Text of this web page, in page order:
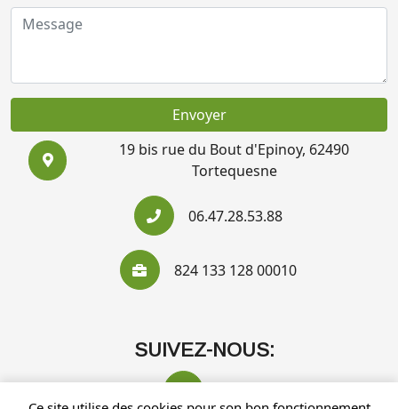
Envoyer
19 bis rue du Bout d'Epinoy, 62490
Tortequesne
06.47.28.53.88
824 133 128 00010
SUIVEZ-NOUS: